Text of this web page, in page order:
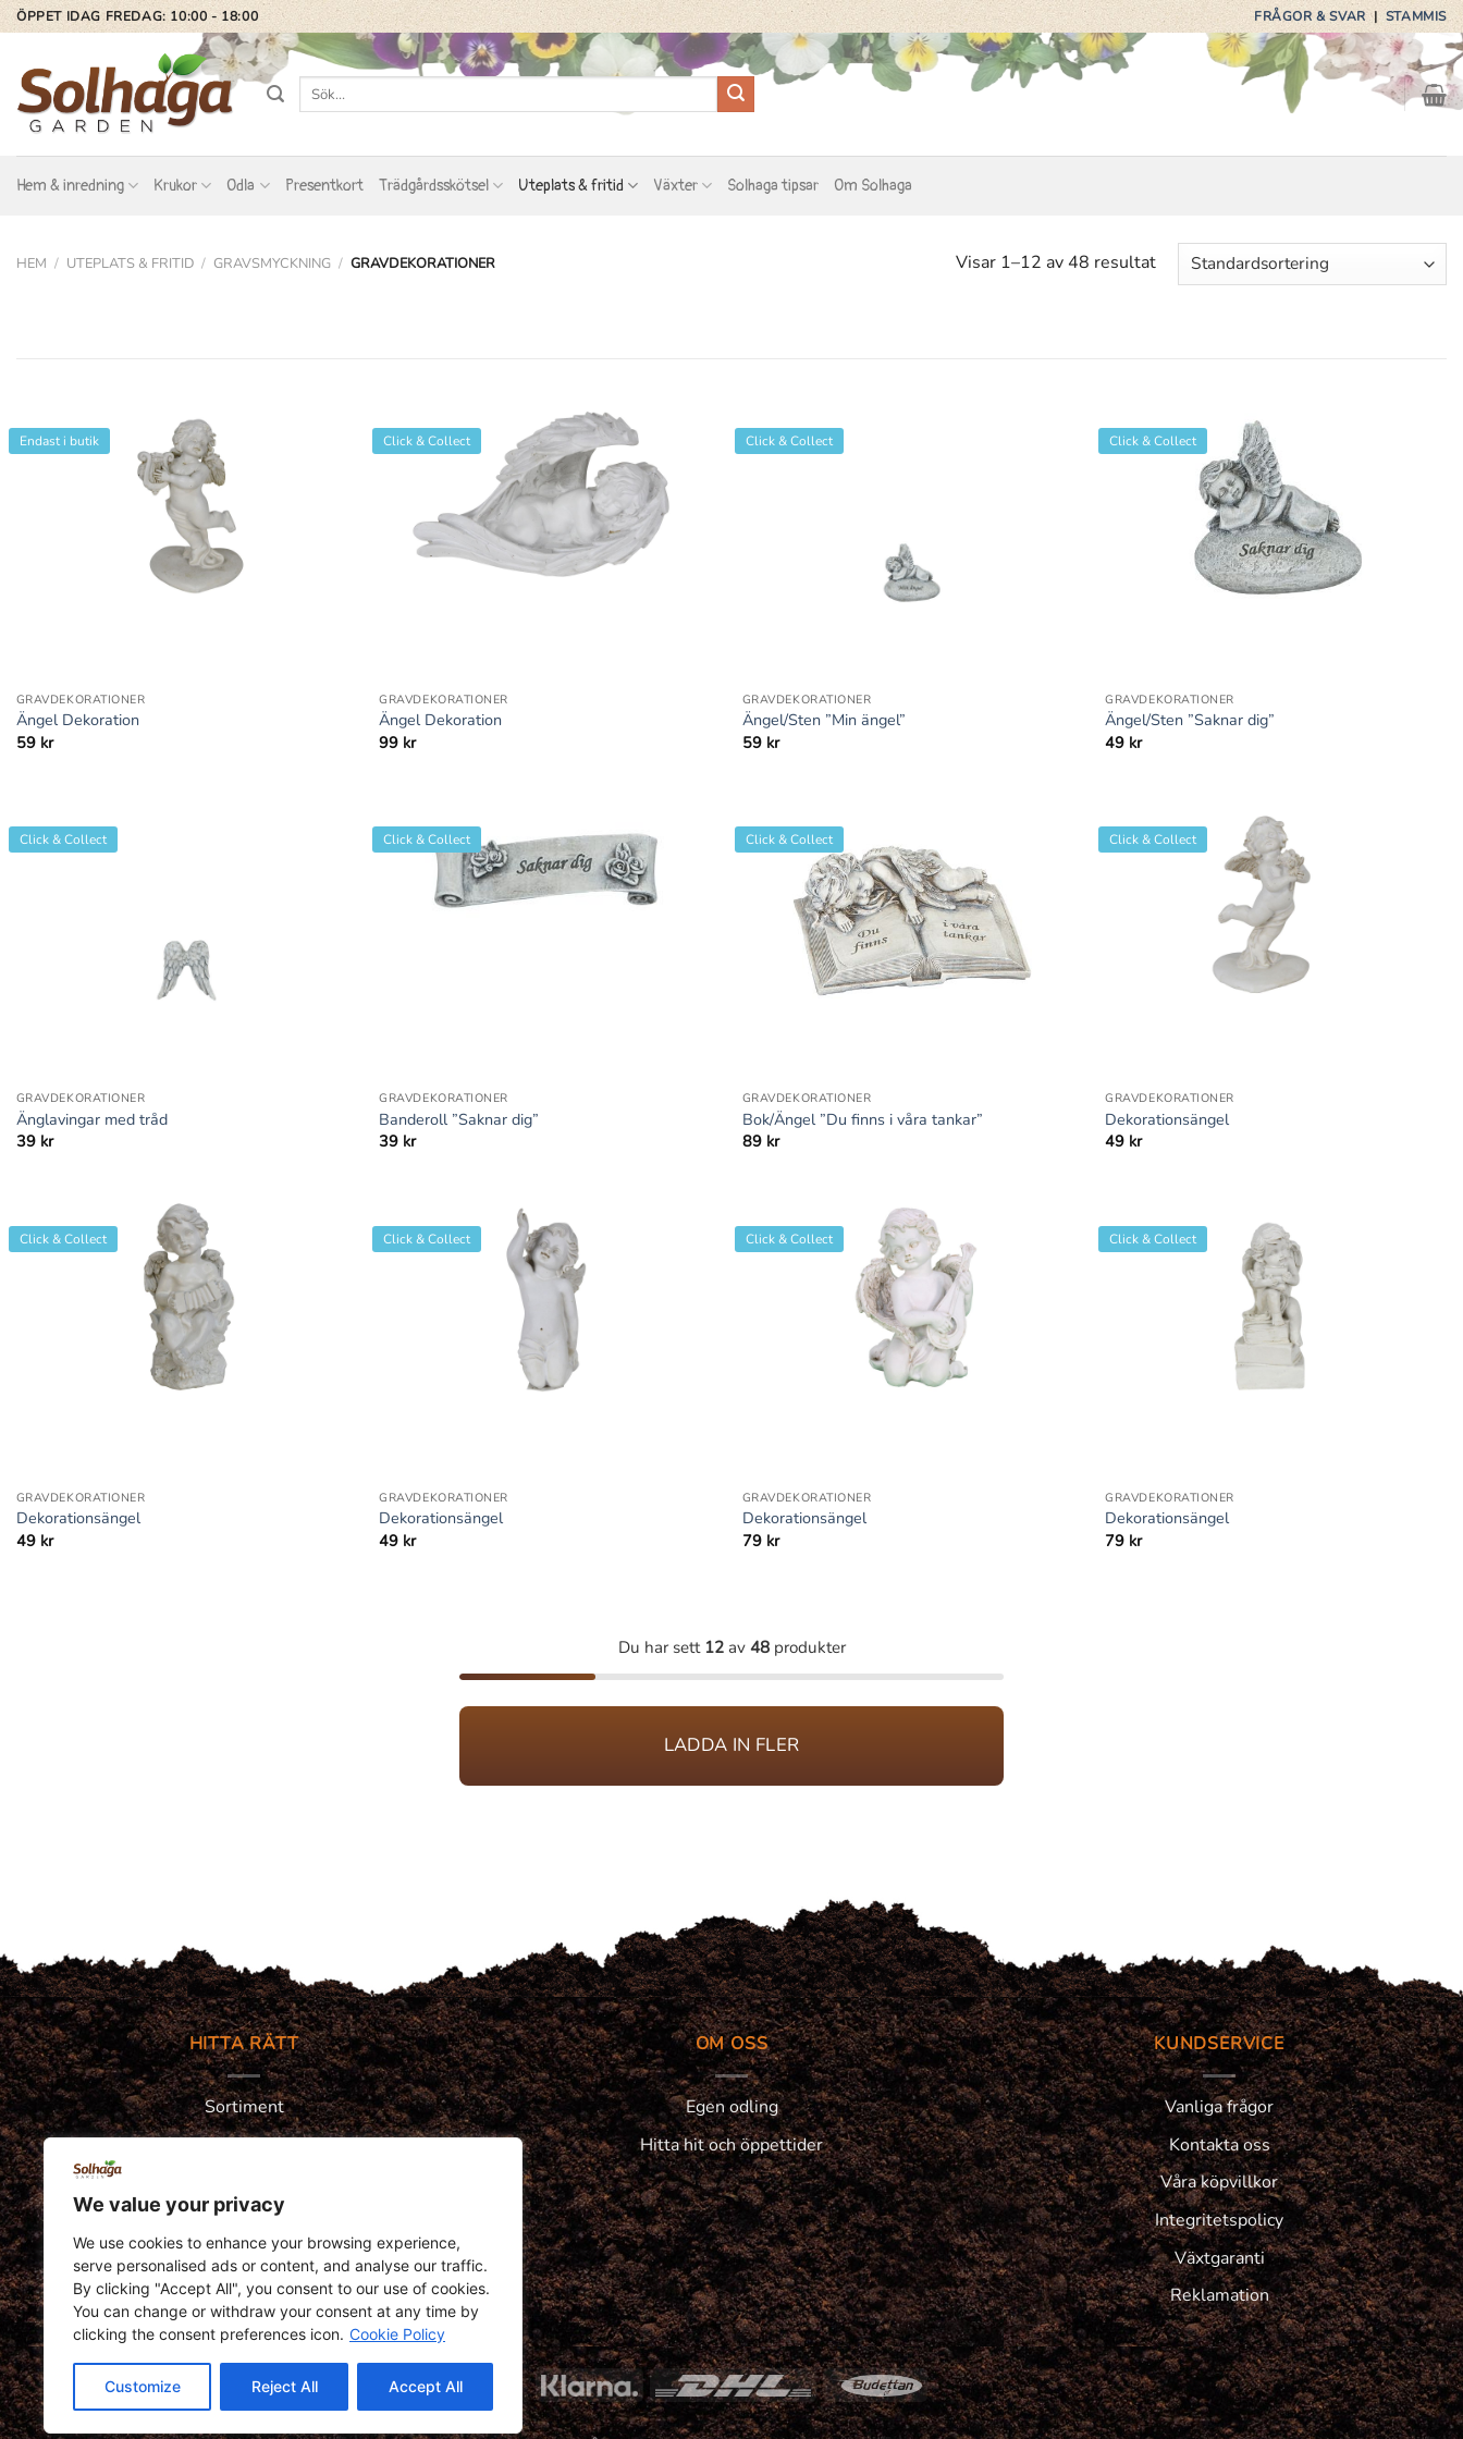
We value your privacy
We use cookies to enhance your browsing experience,
serve personalised ads or content, and analyse our traffic.
By clicking "Accept All", you consent to our use of cookies.
You can change or withdraw your consent at any time by
clicking the consent preferences icon. Cookie Policy
Customize Reject All Accept All
Skip
to
content
ÖPPET IDAG FREDAG: 10:00 - 18:00 FRÅGOR & SVAR|STAMMIS
Sök
Hem & inredning Krukor Odla Presentkort Trädgårdsskötsel Uteplats & fritid Växter Solhaga tipsar Om Solhaga
HEM / UTEPLATS & FRITID / GRAVSMYCKNING / GRAVDEKORATIONER Visar 1–12 av 48 resultat
Endast i butik
GRAVDEKORATIONER
Ängel Dekoration
59 kr
Click & Collect
GRAVDEKORATIONER
Ängel Dekoration
99 kr
Click & Collect
GRAVDEKORATIONER
Ängel/Sten ”Min ängel”
59 kr
Click & Collect
GRAVDEKORATIONER
Ängel/Sten ”Saknar dig”
49 kr
Click & Collect
GRAVDEKORATIONER
Änglavingar med tråd
39 kr
Click & Collect
GRAVDEKORATIONER
Banderoll ”Saknar dig”
39 kr
Click & Collect
GRAVDEKORATIONER
Bok/Ängel ”Du finns i våra tankar”
89 kr
Click & Collect
GRAVDEKORATIONER
Dekorationsängel
49 kr
Click & Collect
GRAVDEKORATIONER
Dekorationsängel
49 kr
Click & Collect
GRAVDEKORATIONER
Dekorationsängel
49 kr
Click & Collect
GRAVDEKORATIONER
Dekorationsängel
79 kr
Click & Collect
GRAVDEKORATIONER
Dekorationsängel
79 kr
Du har sett 12av 48produkter
LADDA IN FLER
HITTA RÄTT
Sortiment
Solhaga tipsar
Stammis
OM OSS
Egen odling
Hitta hit och öppettider
KUNDSERVICE
Vanliga frågor
Kontakta oss
Våra köpvillkor
Integritetspolicy
Växtgaranti
Reklamation